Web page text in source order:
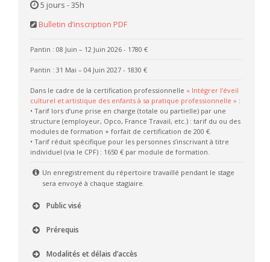
5 jours - 35h
Bulletin d’inscription PDF
Pantin : 08 Juin – 12 Juin 2026 - 1780 €
Pantin : 31 Mai – 04 Juin 2027 - 1830 €
Dans le cadre de la certification professionnelle « Intégrer l’éveil
culturel et artistique des enfants à sa pratique professionnelle » :
• Tarif lors d’une prise en charge (totale ou partielle) par une
structure (employeur, Opco, France Travail, etc.) : tarif du ou des
modules de formation + forfait de certification de 200 €.
• Tarif réduit spécifique pour les personnes s’inscrivant à titre
individuel (via le CPF) : 1650 € par module de formation.
Un enregistrement du répertoire travaillé pendant le stage
sera envoyé à chaque stagiaire.
Public visé
Prérequis
Modalités et délais d’accès